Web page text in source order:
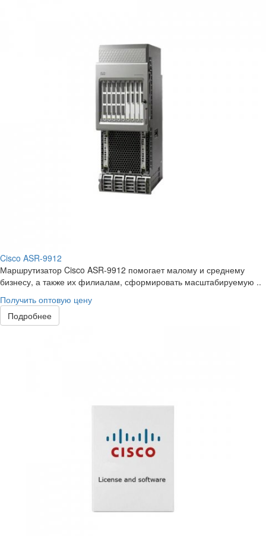
Cisco ASR-9912
Маршрутизатор Cisco ASR-9912 помогает малому и среднему
бизнесу, а также их филиалам, сформировать масштабируемую ..
Получить оптовую цену
Подробнее